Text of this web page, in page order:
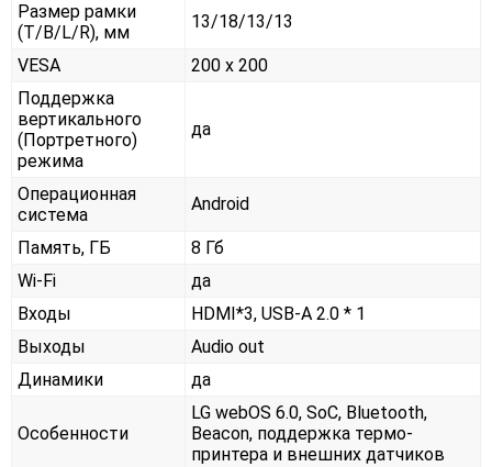
Размер рамки
(T/B/L/R), мм
13/18/13/13
VESA
200 x 200
Поддержка
вертикального
(Портретного)
режима
да
Операционная
система
Android
Память, ГБ
8 Гб
Wi-Fi
да
Входы
HDMI*3, USB-A 2.0 * 1
Выходы
Audio out
Динамики
да
Особенности
LG webOS 6.0, SoC, Bluetooth,
Beacon, поддержка термо-
принтера и внешних датчиков